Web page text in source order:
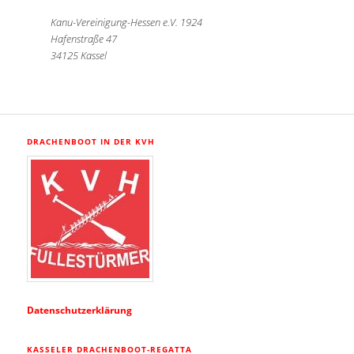
Kanu-Vereinigung-Hessen e.V. 1924
Hafenstraße 47
34125 Kassel
DRACHENBOOT IN DER KVH
Datenschutzerklärung
KASSELER DRACHENBOOT-REGATTA